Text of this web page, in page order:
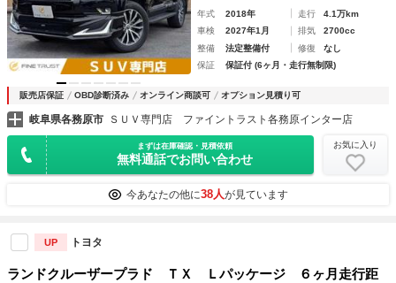
年式 2018年 走行
4.1万km
車検
2027年1月 排気
2700cc
整備
法定整備付 修復
なし
保証
保証付 (6ヶ月・走行無制限)
販売店保証 OBD診断済み オンライン商談可 オプション見積り可
岐阜県各務原市 ＳＵＶ専門店 ファイントラスト各務原インター店
まずは在庫確認・見積依頼
無料通話でお問い合わせ
お気に入り
今あなたの他に38人が見ています
UP トヨタ
ランドクルーザープラド ＴＸ Ｌパッケージ ６ヶ月走行距